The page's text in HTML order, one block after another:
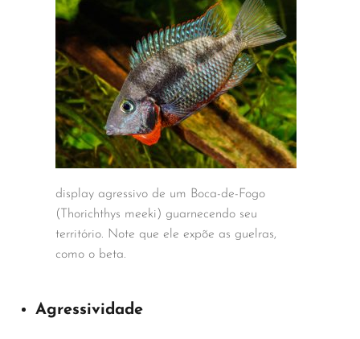
display agressivo de um Boca-de-Fogo
(Thorichthys meeki) guarnecendo seu
território. Note que ele expõe as guelras,
como o beta.
Agressividade